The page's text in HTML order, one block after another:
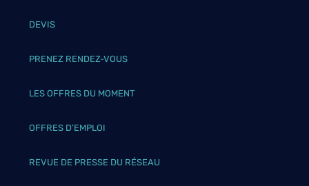
DEVIS
PRENEZ RENDEZ-VOUS
LES OFFRES DU MOMENT
OFFRES D’EMPLOI
REVUE DE PRESSE DU RÉSEAU